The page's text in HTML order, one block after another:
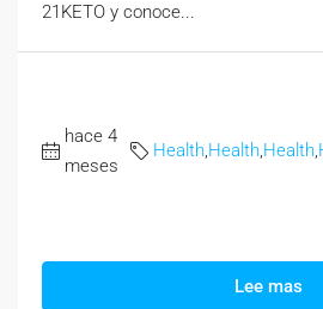
21KETO y conoce...
hace 4
meses
Health,Health,Health,
Lee mas